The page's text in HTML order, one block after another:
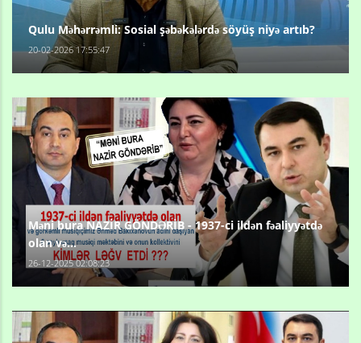
Qulu Məhərrəmli: Sosial şəbəkələrdə söyüş niyə artıb?
20-02-2026 17:55:47
Məni bura NAZİR GÖNDƏRİB - 1937-ci ildən fəaliyyətdə
olan və...
26-12-2025 02:08:23